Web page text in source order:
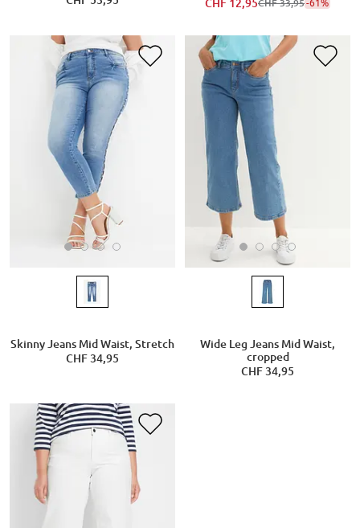
CHF 12,95CHF 33,95-61%
Skinny Jeans Mid Waist, Stretch
CHF 34,95
Wide Leg Jeans Mid Waist,
cropped
CHF 34,95